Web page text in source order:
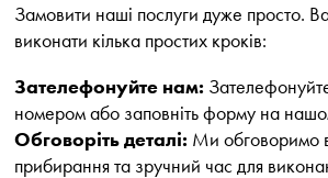
Замовити наші послуги дуже просто.
виконати кілька простих кроків:
Зателефонуйте нам:
номером або заповніть форму на
Обговоріть деталі: Ми обговоримо
прибирання та зручний час для